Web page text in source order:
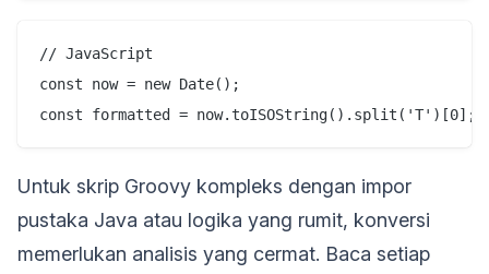
// JavaScript
const now = new Date();
Untuk skrip Groovy kompleks dengan impor
pustaka Java atau logika yang rumit, konversi
memerlukan analisis yang cermat. Baca setiap